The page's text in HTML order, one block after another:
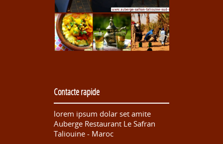
Contacte rapide
lorem ipsum dolar set amite
Auberge Restaurant Le Safran
Taliouine - Maroc